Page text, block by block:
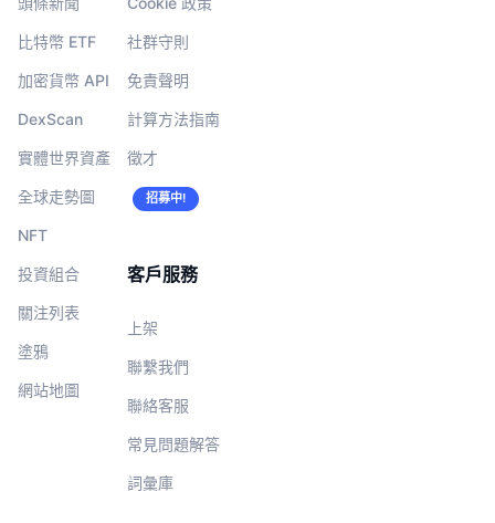
比特幣 ETF
加密貨幣 API
DexScan
實體世界資產
全球走勢圖
NFT
投資組合
關注列表
塗鴉
網站地圖
社群守則
免責聲明
計算方法指南
徵才
招募中!
客戶服務
上架
聯繫我們
聯絡客服
常見問題解答
詞彙庫